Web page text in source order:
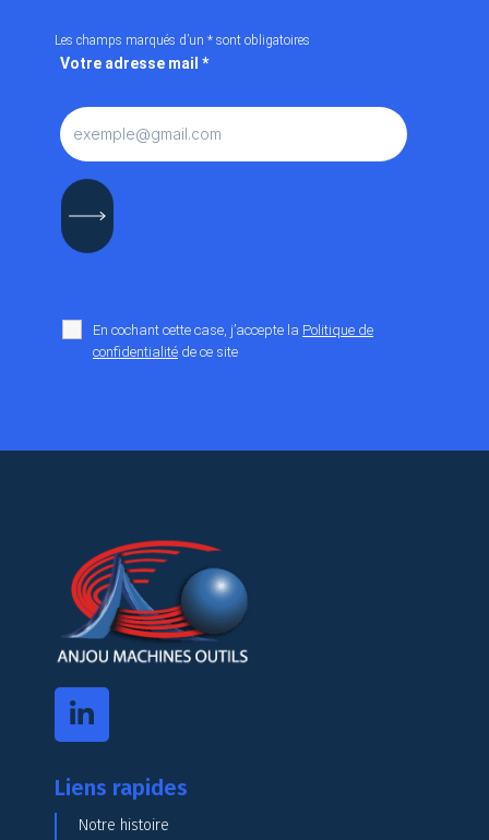
Les champs marqués d’un * sont obligatoires
Votre adresse mail *
En cochant cette case, j’accepte la Politique de
confidentialité de ce site
Liens rapides
Notre histoire